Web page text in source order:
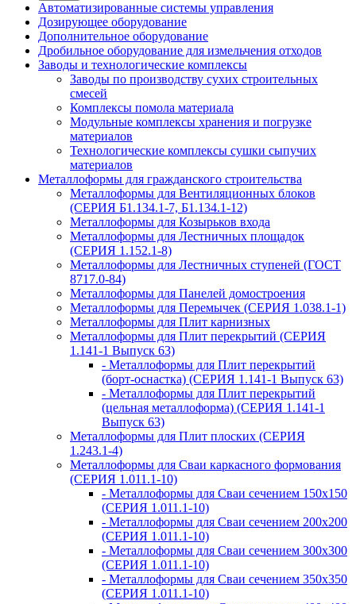
Автоматизированные системы управления
Дозирующее оборудование
Дополнительное оборудование
Дробильное оборудование для измельчения отходов
Заводы и технологические комплексы
Заводы по производству сухих строительных
смесей
Комплексы помола материала
Модульные комплексы хранения и погрузке
материалов
Технологические комплексы сушки сыпучих
материалов
Металлоформы для гражданского строительства
Металлоформы для Вентиляционных блоков
(СЕРИЯ Б1.134.1-7, Б1.134.1-12)
Металлоформы для Козырьков входа
Металлоформы для Лестничных площадок
(СЕРИЯ 1.152.1-8)
Металлоформы для Лестничных ступеней (ГОСТ
8717.0-84)
Металлоформы для Панелей домостроения
Металлоформы для Перемычек (СЕРИЯ 1.038.1-1)
Металлоформы для Плит карнизных
Металлоформы для Плит перекрытий (СЕРИЯ
1.141-1 Выпуск 63)
- Металлоформы для Плит перекрытий
(борт-оснастка) (СЕРИЯ 1.141-1 Выпуск 63)
- Металлоформы для Плит перекрытий
(цельная металлоформа) (СЕРИЯ 1.141-1
Выпуск 63)
Металлоформы для Плит плоских (СЕРИЯ
1.243.1-4)
Металлоформы для Сваи каркасного формования
(СЕРИЯ 1.011.1-10)
- Металлоформы для Сваи сечением 150х150
(СЕРИЯ 1.011.1-10)
- Металлоформы для Сваи сечением 200х200
(СЕРИЯ 1.011.1-10)
- Металлоформы для Сваи сечением 300х300
(СЕРИЯ 1.011.1-10)
- Металлоформы для Сваи сечением 350х350
(СЕРИЯ 1.011.1-10)